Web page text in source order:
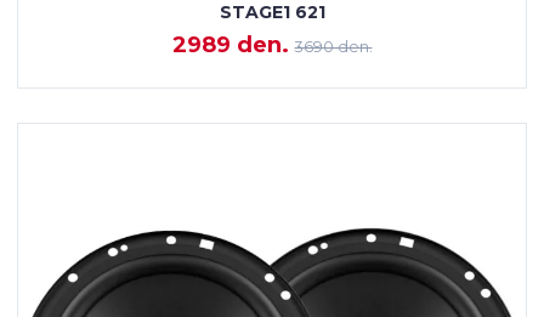
STAGE1 621
2989 den.3690 den.